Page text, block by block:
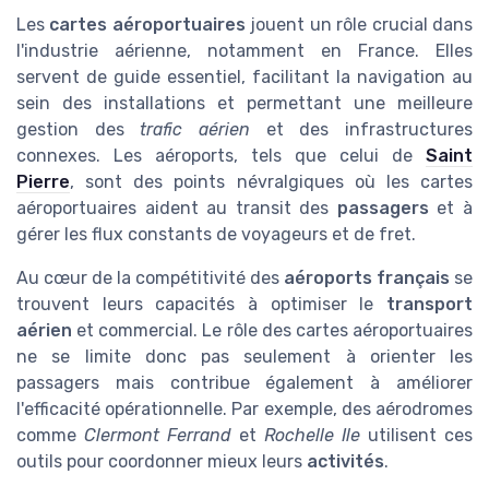
Les cartes aéroportuaires jouent un rôle crucial dans
l'industrie aérienne, notamment en France. Elles
servent de guide essentiel, facilitant la navigation au
sein des installations et permettant une meilleure
gestion des trafic aérien et des infrastructures
connexes. Les aéroports, tels que celui de Saint
Pierre, sont des points névralgiques où les cartes
aéroportuaires aident au transit des passagers et à
gérer les flux constants de voyageurs et de fret.
Au cœur de la compétitivité des aéroports français se
trouvent leurs capacités à optimiser le transport
aérien et commercial. Le rôle des cartes aéroportuaires
ne se limite donc pas seulement à orienter les
passagers mais contribue également à améliorer
l'efficacité opérationnelle. Par exemple, des aérodromes
comme Clermont Ferrand et Rochelle Ile utilisent ces
outils pour coordonner mieux leurs activités.